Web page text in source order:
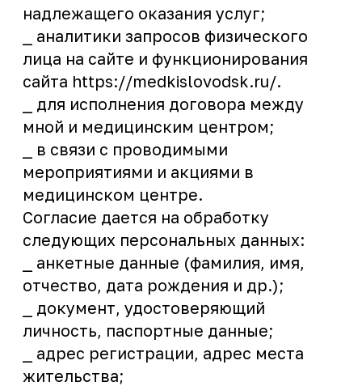
хранимый в cookie.
Основанием для обработки
персональных данных являются:
- Конституция Российской
Федерации,
- Федеральный закон от 27.07.2006 №
152-ФЗ «О персональных данных»,
- Федеральный закон от 27.07.2006 №
149-ФЗ «Об информации,
информационных технологиях и о
защите информации»,
- Постановление Правительства
Российской Федерации от 01.11.2012
защите персональных данных при их
обработке в информационных
системах персональных данных»,
- другими нормативными правовыми
актами Российской Федерации.
Медицинский центр вправе
данных путем автоматизированной, в
том числе в информационно-